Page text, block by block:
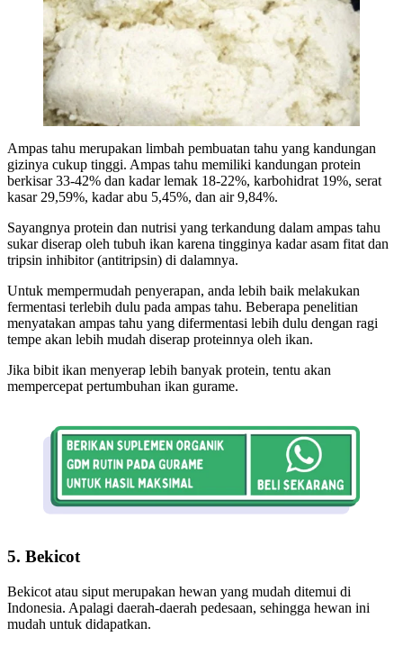
Ampas tahu merupakan limbah pembuatan tahu yang kandungan
gizinya cukup tinggi. Ampas tahu memiliki kandungan protein
berkisar 33-42% dan kadar lemak 18-22%, karbohidrat 19%, serat
kasar 29,59%, kadar abu 5,45%, dan air 9,84%.
Sayangnya protein dan nutrisi yang terkandung dalam ampas tahu
sukar diserap oleh tubuh ikan karena tingginya kadar asam fitat dan
tripsin inhibitor (antitripsin) di dalamnya.
Untuk mempermudah penyerapan, anda lebih baik melakukan
fermentasi terlebih dulu pada ampas tahu. Beberapa penelitian
menyatakan ampas tahu yang difermentasi lebih dulu dengan ragi
tempe akan lebih mudah diserap proteinnya oleh ikan.
Jika bibit ikan menyerap lebih banyak protein, tentu akan
mempercepat pertumbuhan ikan gurame.
5. Bekicot
Bekicot atau siput merupakan hewan yang mudah ditemui di
Indonesia. Apalagi daerah-daerah pedesaan, sehingga hewan ini
mudah untuk didapatkan.